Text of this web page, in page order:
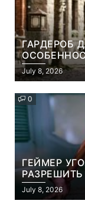
ГАРДЕРОБ
ПАРКИ И
July 8, 2026
0
ГЕЙМЕР
РАЗРЕШИТЬ
ЧТО ЭТО
УБИЙСТВО
July 8, 2026